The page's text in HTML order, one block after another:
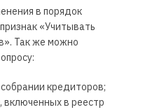
в порядок
«Учитывать
Так же можно
кредиторов;
в реестр